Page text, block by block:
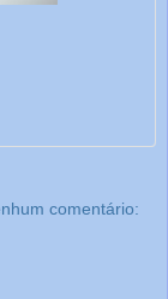
comentário: